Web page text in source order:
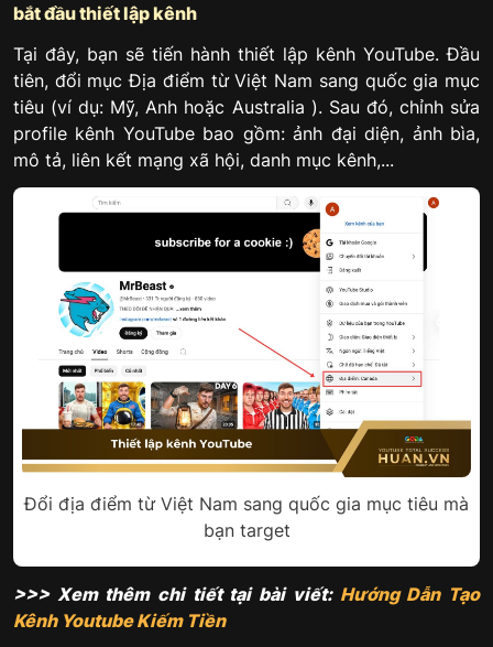
bắt đầu thiết lập kênh
Tại đây, bạn sẽ tiến hành thiết lập kênh YouTube. Đầu
tiên, đổi mục Địa điểm từ Việt Nam sang quốc gia mục
tiêu (ví dụ: Mỹ, Anh hoặc Australia ). Sau đó, chỉnh sửa
profile kênh YouTube bao gồm: ảnh đại diện, ảnh bìa,
mô tả, liên kết mạng xã hội, danh mục kênh,...
Đổi địa điểm từ Việt Nam sang quốc gia mục tiêu mà
bạn target
>>> Xem thêm chi tiết tại bài viết: Hướng Dẫn Tạo
Kênh Youtube Kiếm Tiền